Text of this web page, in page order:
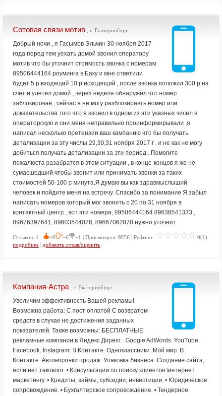
Сотовая связи мотив , г. Екатеринбург
Добрый ночи , я Гасымов Эльчин 30 ноября 2017
года перед тем уехать домой звонил оператору
мотив что бы уточнит стоимость звонка с номерам
89506444164 роуминга в Баку и мне ответили
будет 5 р входящий 10 р исходящий , после звонка положил 300 р на
счёт и улетел домой , через неделя обнаружил что номер
заблокирован , сейчас я не могу разблокиравть номер или
доказательства того что я звонил в одном из эти указных чисел в
операторскую и они меня неправильно проинформирывали ,я
написал несколько претензии ваш кампанию что бы получать
детализации за эту числы 29,30,31 ноября 2017 г . и не как не могу
добиться получать детализации за эти период . Помогите
пожалюста разабратся в этом ситуации , в конце-концов я же не
сумасшедший чтобы звонит или принимать звонки за таких
стоимостей 50-100 р минута.Я думаю вы как здравмыслыший
человек и пойдите меня на встречу. Спасибо за понимание Я забыл
написать номеров который мог звонить с 20 по 31 ноября в
контактный центр , вот эти номера, 89506444164 89638541333 ,
89676397641, 89603544078, 89667062878 нужно уточнит
Отзывов: 1 −0 −0 −1 | Просмотров: 9856 | Рейтинг:
0(1)
подробнее | добавить отзыв/оценить
Компания-Астра , г. Екатеринбург
Увеличим эффективность Вашей рекламы!
Возможна работа: С пост оплатой С возвратом
средств в случае не достижения заданных
показателей. Также возможны: БЕСПЛАТНЫЕ
рекламные компании в Яндекс Директ . Google AdWords. YouTube.
Facebook. Instagram. В Контакте. Одноклассники. Мой мир. В
Контакте. Автоворонки продаж. Упаковка бизнеса. Создание сайта,
если нет такового. • Консультации по поиску клиентов \интернет
маркетингу. • Кредиты, займы, субсидии, инвестиции. • Юридическое
сопровождение. • Бухгалтерское сопровождение. • Тендерное